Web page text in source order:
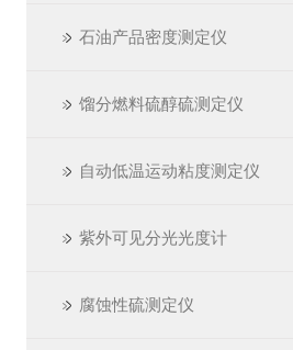
石油产品密度测定仪
馏分燃料硫醇硫测定仪
自动低温运动粘度测定仪
紫外可见分光光度计
腐蚀性硫测定仪